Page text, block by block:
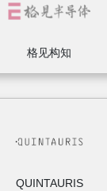
格见构知
QUINTAURIS